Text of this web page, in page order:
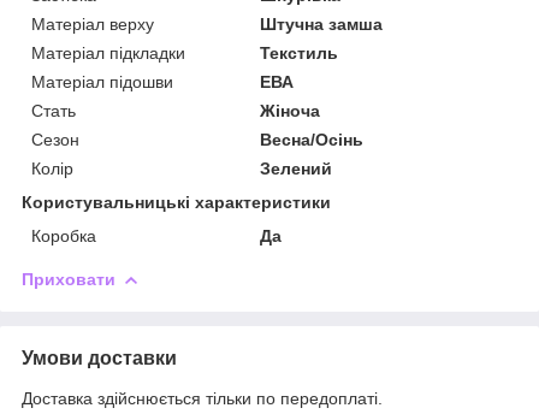
Матеріал верху
Штучна замша
Матеріал підкладки
Текстиль
Матеріал підошви
ЕВА
Стать
Жіноча
Сезон
Весна/Осінь
Колір
Зелений
Користувальницькі характеристики
Коробка
Да
Приховати
Умови доставки
Доставка здійснюється тільки по передоплаті.